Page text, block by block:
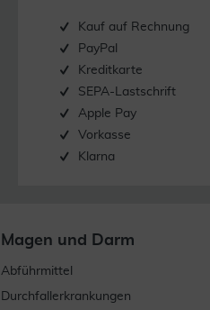
Kauf auf Rechnung
PayPal
Kreditkarte
SEPA-Lastschrift
Apple Pay
Vorkasse
Klarna
Magen und Darm
Abführmittel
Durchfallerkrankungen